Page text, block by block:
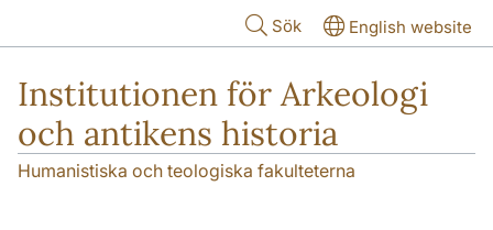
Sök English website
Institutionen för Arkeologi
och antikens historia
Humanistiska och teologiska fakulteterna